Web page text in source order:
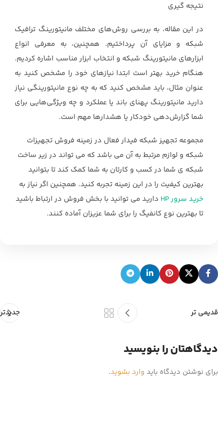
نتیجه گیری ‏
در این مقاله، به بررسی روش‌های مختلف مانیتورینگ ترافیک
شبکه و مزایای آن پرداختیم. ‏همچنین، به معرفی انواع
ابزارهای مانیتورینگ شبکه و انتخاب ابزار مناسب اشاره کردیم.
هنگام ‏خرید بهتر است ابتدا نیازهای خود را مشخص کنید به
عنوان مثال، باید مشخص کنید که به چه نوع ‏مانیتورینگی نیاز
دارید مانیتورینگ پهنای باند یا عملکرد و چه ویژگی‌هایی برای
شما گزارش‌دهی ‏خودکار یا هشدارها مهم است.
مجموعه تجهیز شبکه فیدار فعال در زمینه فروش تجهیزات
شبکه و لوازم مرتبط به آن می باشد که می تواند در زیر ساخت
شبکه ی شما در کسب و کارتان به شما کمک کند تا بتوانید
بهترین کیفیت را در این زمینه تجربه کنید. همچنین اگر نیاز به
خرید سرور HP
دارید می توانید با بخش فروش در ارتباط باشید
تا بهترین نوع کانفیگ را برای شما عزیزان آماده کنند.
جدیدتر قدیمی تر
دیدگاهتان را بنویسید
برای نوشتن دیدگاه باید وارد بشوید.